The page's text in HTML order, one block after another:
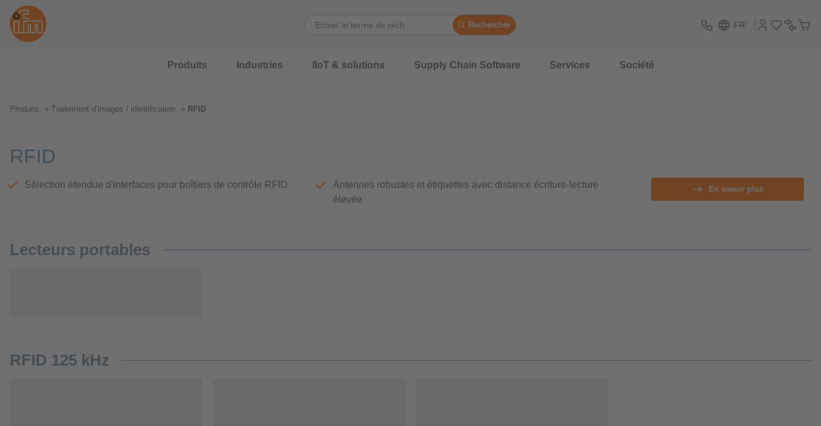
Rechercher FR
Produits Industries IIoT & solutions Supply Chain Software Services Société
Produits Traitement d’images / identification RFID
RFID
Sélection étendue d'interfaces pour boîtiers de contrôle RFID
Antennes robustes et étiquettes avec distance écriture-lecture
élevée
En savoir plus
Lecteurs portables
RFID 125 kHz